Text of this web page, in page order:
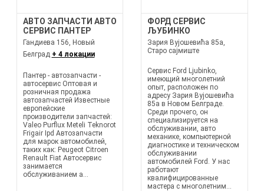
АВТО ЗАПЧАСТИ АВТО
СЕРВИС ПАНТЕР
Гандиева 156, Новый
Белград + 4 локации
Пантер - автозапчасти -
автосервис Оптовая и
розничная продажа
автозапчастей Известные
европейские
производители запчастей:
Valeo Purflux Meteli Teknorot
Frigair Ipd Автозапчасти
для марок автомобилей,
таких как: Peugeot Citroen
Renault Fiat Автосервис
занимается
обслуживанием а...
ФОРД СЕРВИС
ЉУБИНКО
Зария Вујошевића 85а,
Старо сајмиште
Сервис Ford Ljubinko,
имеющий многолетний
опыт, расположен по
адресу Зария Вујошевића
85а в Новом Белграде.
Среди прочего, он
специализируется на
обслуживании, авто
механике, компьютерной
диагностике и техническом
обслуживании
автомобилей Ford. У нас
работают
квалифицированные
мастера с многолетним...